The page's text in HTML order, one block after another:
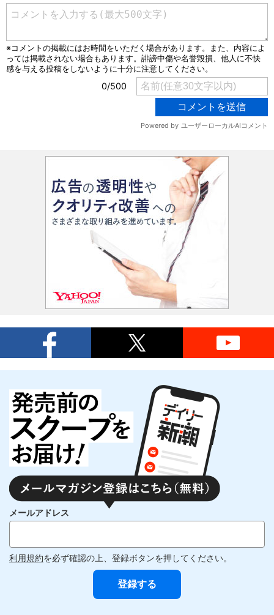
メールアドレス
利用規約を必ず確認の上、登録ボタンを押してください。